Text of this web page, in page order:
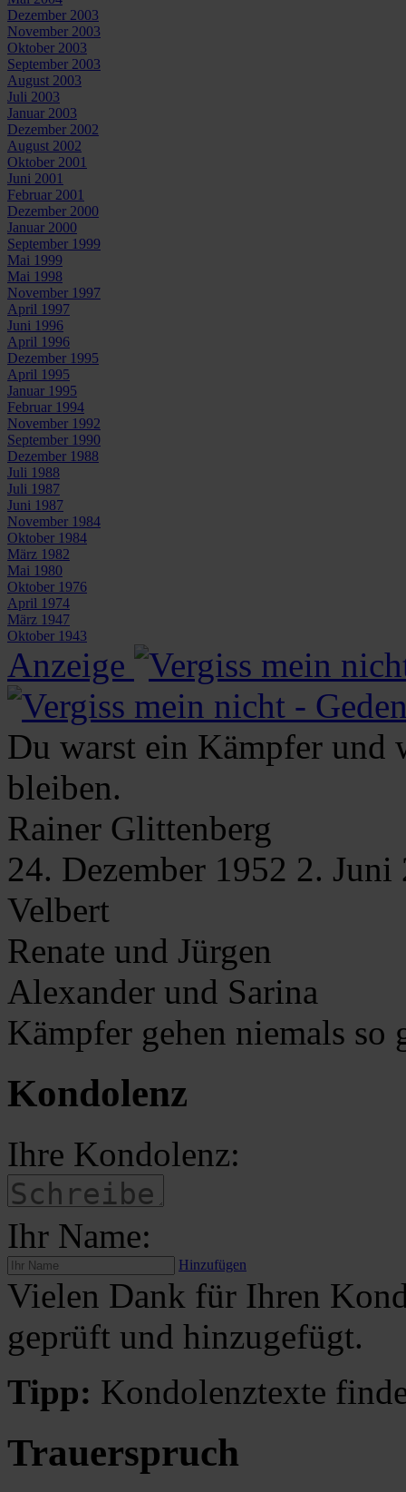
Dezember 2003
November 2003
Oktober 2003
September 2003
August 2003
Juli 2003
Januar 2003
Dezember 2002
August 2002
Oktober 2001
Juni 2001
Februar 2001
Dezember 2000
Januar 2000
September 1999
Mai 1999
Mai 1998
November 1997
April 1997
Juni 1996
April 1996
Dezember 1995
April 1995
Januar 1995
Februar 1994
November 1992
September 1990
Dezember 1988
Juli 1988
Juli 1987
Juni 1987
November 1984
Oktober 1984
März 1982
Mai 1980
Oktober 1976
April 1974
März 1947
Oktober 1943
Anzeige
Du warst ein Kämpfer und
bleiben.
Rainer Glittenberg
24. Dezember 1952 2. Juni
Velbert
Renate und Jürgen
Alexander und Sarina
Kämpfer gehen niemals so
Kondolenz
Ihre Kondolenz:
Ihr Name:
Hinzufügen
Vielen Dank für Ihren
geprüft und hinzugefügt.
Tipp: Kondolenztexte
Trauerspruch